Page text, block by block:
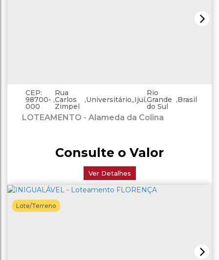
LOTEAMENTO - Alameda da Colina
Consulte o Valor
CEP:
98700-
000
,
Rua
Carlos
Zimpel
,Universitário ,Ijuí,
Rio
Grande
do Sul
,Brasil
Ver Detalhes
Lote/Terreno